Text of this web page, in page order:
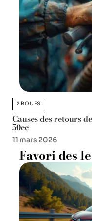
2 ROUES
Causes des retours
50cc
11 mars 2026
Favori des